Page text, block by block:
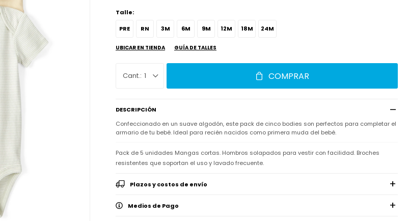
Talle:
PRE
RN 3M 6M 9M 12M 18M 24M
UBICAR EN TIENDA GUÍA DE TALLES
1 COMPRAR
DESCRIPCIÓN
Confeccionado en un suave algodón, este pack de cinco bodies son perfectos para completar el
armario de tu bebé. Ideal para recién nacidos como primera muda del bebé.
Pack de 5 unidades Mangas cortas. Hombros solapados para vestir con facilidad. Broches
resistentes que soportan el uso y lavado frecuente.
Plazos y costos de envío
Medios de Pago